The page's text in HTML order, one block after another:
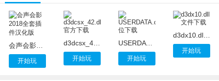
会声会影2018全套插件汉化版
开始玩
d3dcsx_42.dll官方下载
开始玩
USERDATA.dll_64位下载
开始玩
d3dx10.dll文件下载
开始玩